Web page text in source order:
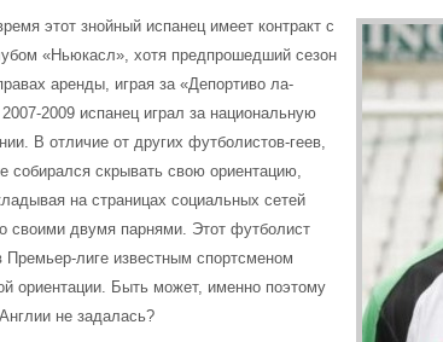
этот знойный испанец имеет контракт с
«Ньюкасл», хотя предпрошедший сезон
аренды, играя за «Депортиво ла-
2009 испанец играл за национальную
В отличие от других футболистов-геев,
собирался скрывать свою ориентацию,
на страницах социальных сетей
своими двумя парнями. Этот футболист
лиге известным спортсменом
ориентации. Быть может, именно поэтому
не задалась?